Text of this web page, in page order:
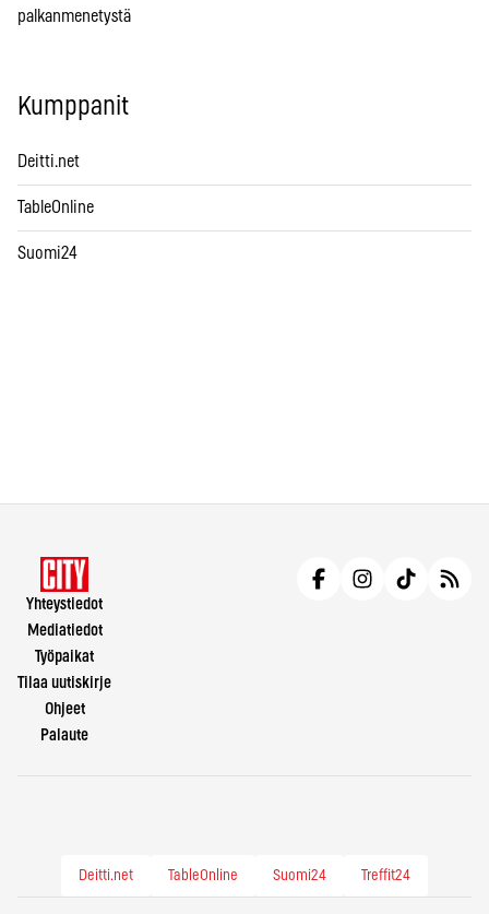
palkanmenetystä
Kumppanit
Deitti.net
TableOnline
Suomi24
Yhteystiedot
Mediatiedot
Työpaikat
Tilaa uutiskirje
Ohjeet
Palaute
Deitti.net TableOnline Suomi24 Treffit24